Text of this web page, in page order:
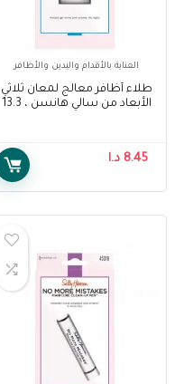
العناية بالأقدام واليدين والأظافر
طلاء أظافر معالج لمعان ثلاثي
الأبعاد من سالي هانسن ، 13.3
8.45 د.ا